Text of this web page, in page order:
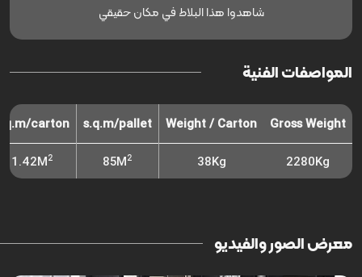
شاهدوا هذا البلاط في مكان حقيقي
المواصفات الفنية
Gross Weight
Weight / Carton
s.q.m/pallet
carton
2280Kg
38Kg
85M2
1.42M2
معرض الصور والفيديو